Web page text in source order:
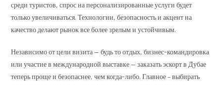
среди туристов, спрос на персонализированные услуги будет
только увеличиваться. Технологии, безопасность и акцент на
качество делают рынок все более зрелым и устойчивым.
Независимо от цели визита — будь то отдых, бизнес-командировка
или участие в международной выставке — заказать эскорт в Дубае
теперь проще и безопаснее, чем когда-либо. Главное – выбирать